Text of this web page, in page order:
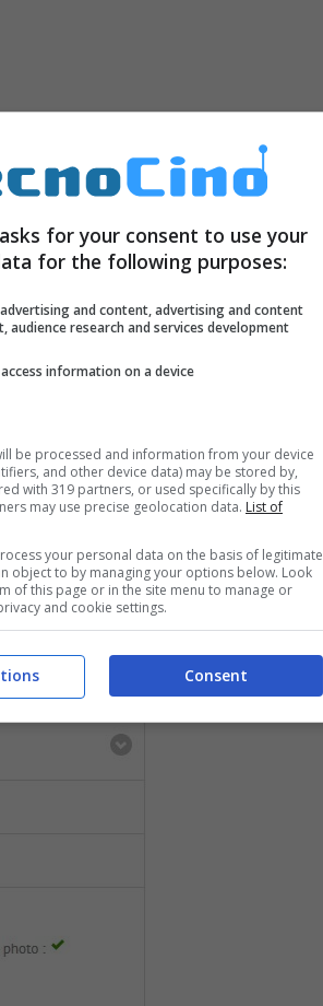
for your consent to use your
for the following purposes:
and content, advertising and content
audience research and services development
information on a device
be processed and information from your device
and other device data) may be stored by,
with 319 partners, or used specifically by this
may use precise geolocation data. List of
your personal data on the basis of legitimate
object to by managing your options below. Look
of this page or in the site menu to manage or
and cookie settings.
Consent